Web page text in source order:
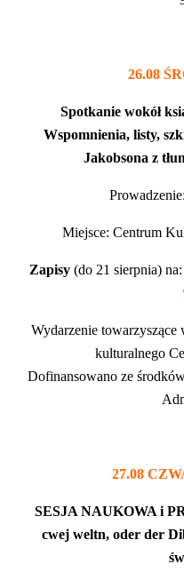
26.08
Spotkanie wokół
Wspomnienia, listy,
Jakobsona z
Miejsce: Centrum
Zapisy(do 21 sierpnia)
Wydarzenie towarzyszące
kulturalnego
Dofinansowano ze
27.08
SESJA NAUKOWA i
cwej weltn, oder der